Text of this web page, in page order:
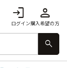
login
ログイン
person
購入希望の方
search